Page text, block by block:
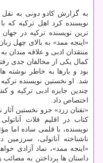
نویسنده کرد اهل ترکیه که
ترین نویسنده ترکیه در
«اینجه ممد» به بالای چهل
منتقدان ادبی و علاقه مندان
کمال یکی از مخالفان جدی
بود و بارها به خاطر نوشته
شد. او نخستین نویسنده
چندین جایزه ادبی ترکیه و
اختصاص داد.
«تفتان زرد» جزو نخستین
کتاب در اقلیم فلات
نویسنده، با قلمی ساده اما
ناشناخته آناتولی،
«اینجه ممد»، نماد آزادی
داستان ها پرداختن به